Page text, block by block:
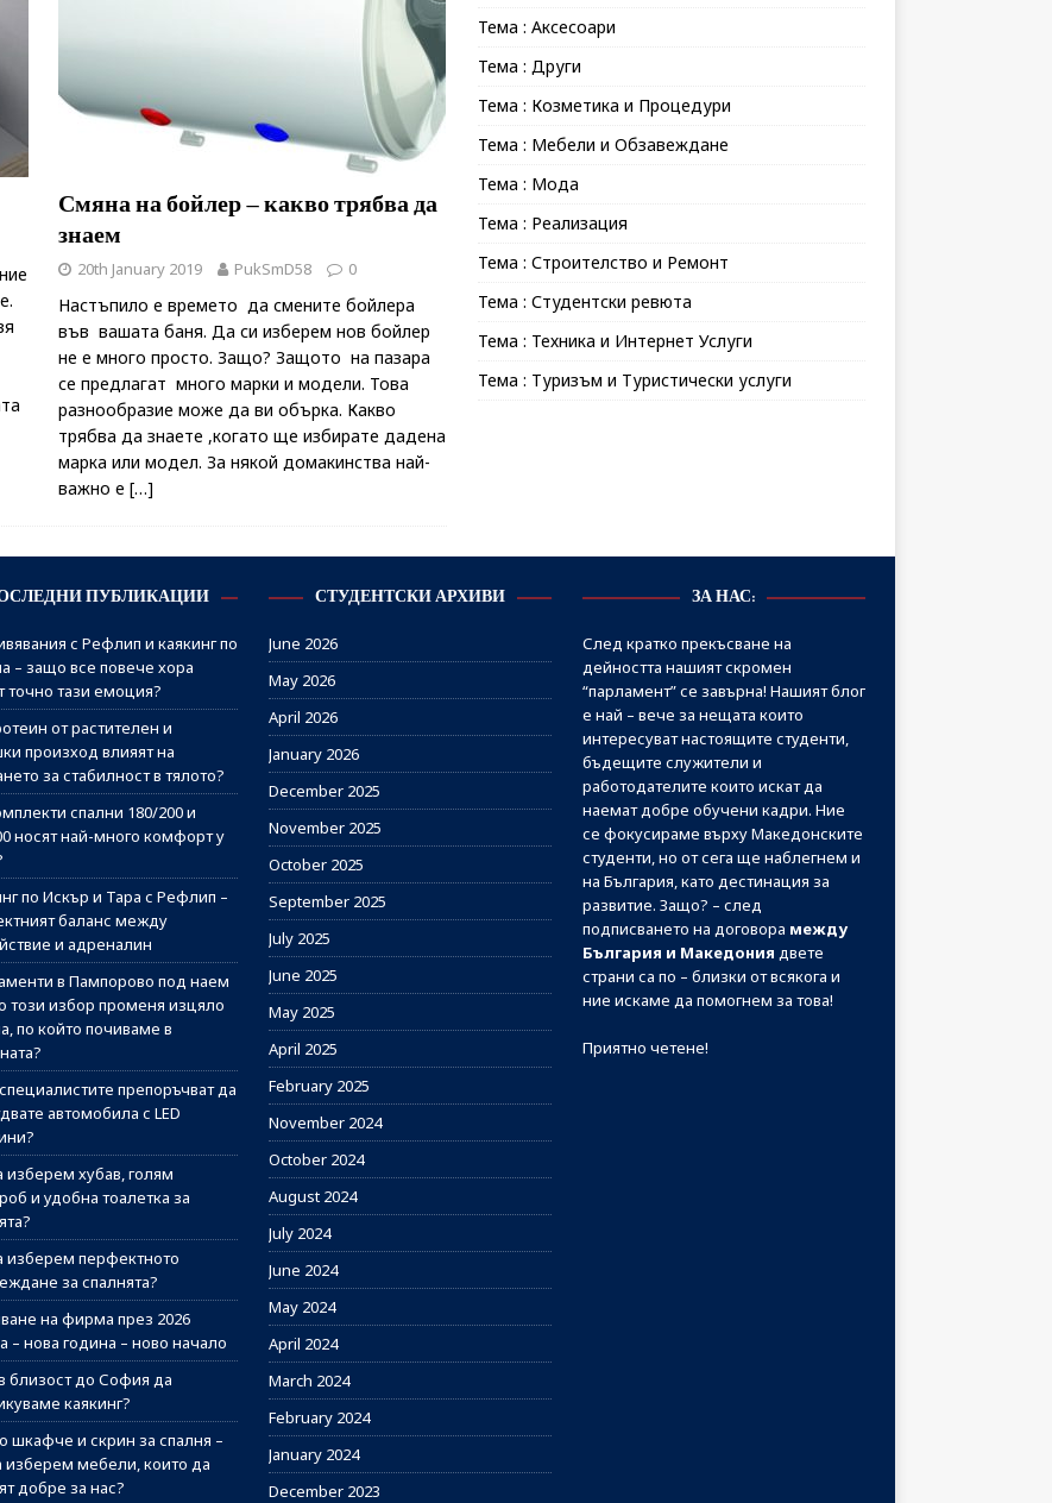
Смяна на бойлер – какво трябва да
знаем
20th January 2019 PukSmD58 0
Настъпило е времето да смените бойлера
във вашата баня. Да си изберем нов бойлер
не е много просто. Защо? Защото на пазара
се предлагат много марки и модели. Това
разнообразие може да ви обърка. Какво
трябва да знаете ,когато ще избирате дадена
марка или модел. За някой домакинства най-
важно е […]
Тема : Аксесоари
Тема : Други
Тема : Козметика и Процедури
Тема : Мебели и Обзавеждане
Тема : Мода
Тема : Реализация
Тема : Строителство и Ремонт
Тема : Студентски ревюта
Тема : Техника и Интернет Услуги
Тема : Туризъм и Туристически услуги
ПУБЛИКАЦИИ
с Рефлип и каякинг по
– защо все повече хора
точно тази емоция?
от растителен и
произход влияят на
за стабилност в тялото?
спални 180/200 и
носят най-много комфорт у
по Искър и Тара с Рефлип –
баланс между
и адреналин
в Пампорово под наем
този избор променя изцяло
по който почиваме в
препоръчват да
автомобила с LED
изберем хубав, голям
и удобна тоалетка за
изберем перфектното
за спалнята?
на фирма през 2026
– нова година – ново начало
близост до София да
каякинг?
шкафче и скрин за спалня –
изберем мебели, които да
добре за нас?
СТУДЕНТСКИ АРХИВИ
June 2026
May 2026
April 2026
January 2026
December 2025
November 2025
October 2025
September 2025
July 2025
June 2025
May 2025
April 2025
February 2025
November 2024
October 2024
August 2024
July 2024
June 2024
May 2024
April 2024
March 2024
February 2024
January 2024
December 2023
ЗА НАС:
След кратко прекъсване на
дейността нашият скромен
“парламент” се завърна! Нашият блог
е най – вече за нещата които
интересуват настоящите студенти,
бъдещите служители и
работодателите които искат да
наемат добре обучени кадри. Ние
се фокусираме върху Македонските
студенти, но от сега ще наблегнем и
на България, като дестинация за
развитие. Защо? – след
подписването на договора между
България и Македония двете
страни са по – близки от всякога и
ние искаме да помогнем за това!
Приятно четене!